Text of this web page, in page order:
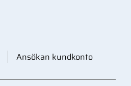
Ansökan kundkonto